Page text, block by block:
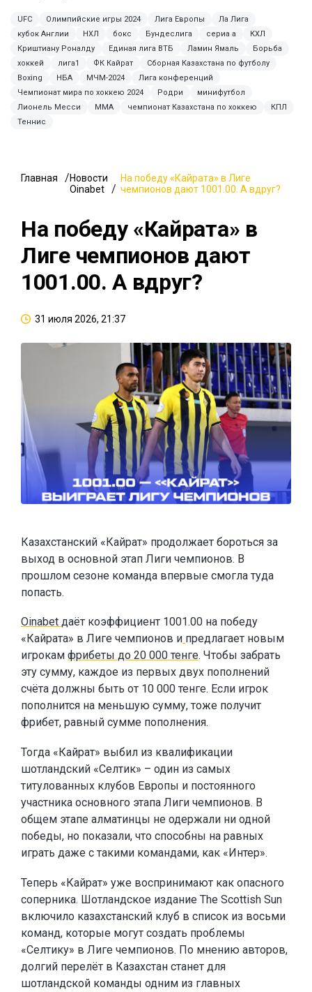
UFC Олимпийские игры 2024 Лига Европы
Ла Лига
кубок Англии
НХЛ бокс Бундеслига сериа а
КХЛ
Криштиану Роналду
Единая лига ВТБ Ламин Ямаль
Борьба
хоккей
лига1 ФК Кайрат
Сборная Казахстана по футболу
Boxing
НБА МЧМ-2024
Лига конференций
Чемпионат мира по хоккею 2024
Родри
минифутбол
Лионель Месси
MMA чемпионат Казахстана по хоккею
КПЛ
Теннис
Главная
Новости
Oinabet
На победу «Кайрата» в Лиге
чемпионов дают 1001.00. А вдруг?
На победу «Кайрата» в
Лиге чемпионов дают
1001.00. А вдруг?
31 июля 2026, 21:37
Казахстанский «Кайрат» продолжает бороться за
выход в основной этап Лиги чемпионов. В
прошлом сезоне команда впервые смогла туда
попасть.
Oinabet даёт коэффициент 1001.00 на победу
«Кайрата» в Лиге чемпионов и предлагает новым
игрокам фрибеты до 20 000 тенге. Чтобы забрать
эту сумму, каждое из первых двух пополнений
счёта должны быть от 10 000 тенге. Если игрок
пополнится на меньшую сумму, тоже получит
фрибет, равный сумме пополнения.
Тогда «Кайрат» выбил из квалификации
шотландский «Селтик» – один из самых
титулованных клубов Европы и постоянного
участника основного этапа Лиги чемпионов. В
общем этапе алматинцы не одержали ни одной
победы, но показали, что способны на равных
играть даже с такими командами, как «Интер».
Теперь «Кайрат» уже воспринимают как опасного
соперника. Шотландское издание The Scottish Sun
включило казахстанский клуб в список из восьми
команд, которые могут создать проблемы
«Селтику» в Лиге чемпионов. По мнению авторов,
долгий перелёт в Казахстан станет для
шотландской команды одним из главных